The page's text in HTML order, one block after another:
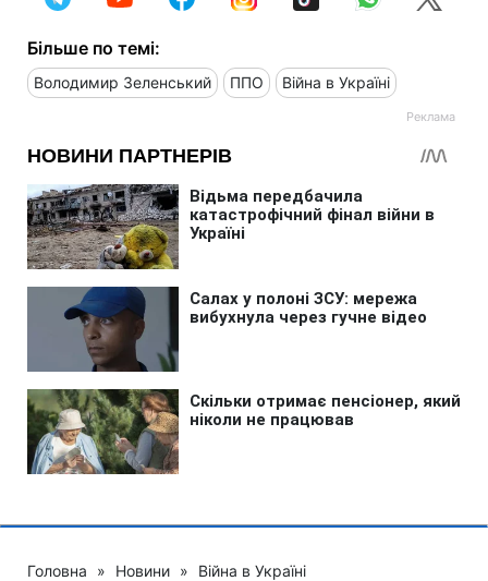
Більше по темі:
Володимир Зеленський ППО Війна в Україні
Головна » Новини » Війна в Україні